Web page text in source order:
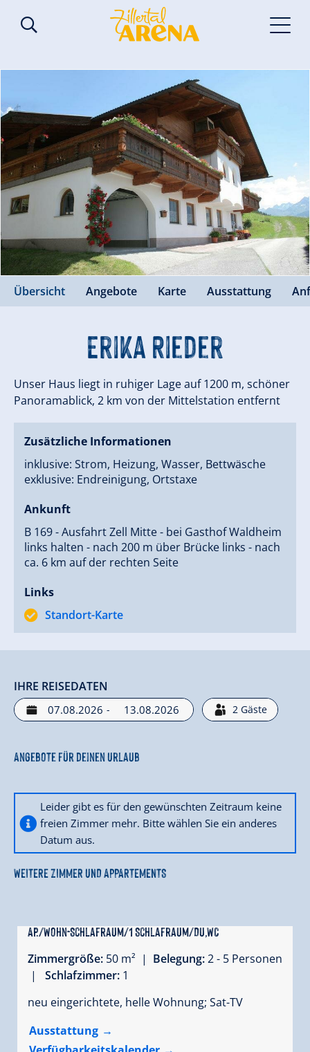
Übersicht Angebote Karte Ausstattung
Erika Rieder
Unser Haus liegt in ruhiger Lage auf 1200 m, schöner
Panoramablick, 2 km von der Mittelstation entfernt
Zusätzliche Informationen
inklusive: Strom, Heizung, Wasser, Bettwäsche
exklusive: Endreinigung, Ortstaxe
Ankunft
B 169 - Ausfahrt Zell Mitte - bei Gasthof Waldheim
links halten - nach 200 m über Brücke links - nach
ca. 6 km auf der rechten Seite
Links
Standort-Karte
IHRE REISEDATEN
- 2 Gäste
Angebote für deinen Urlaub
Leider gibt es für den gewünschten Zeitraum keine
freien Zimmer mehr. Bitte wählen Sie ein anderes
Datum aus.
WEITERE ZIMMER UND APPARTEMENTS
Ap./Wohn-Schlafraum/1 Schlafraum/Du,WC
Zimmergröße: 50 m² | Belegung:2 - 5 Personen
|
Schlafzimmer: 1
neu eingerichtete, helle Wohnung; Sat-TV
Ausstattung